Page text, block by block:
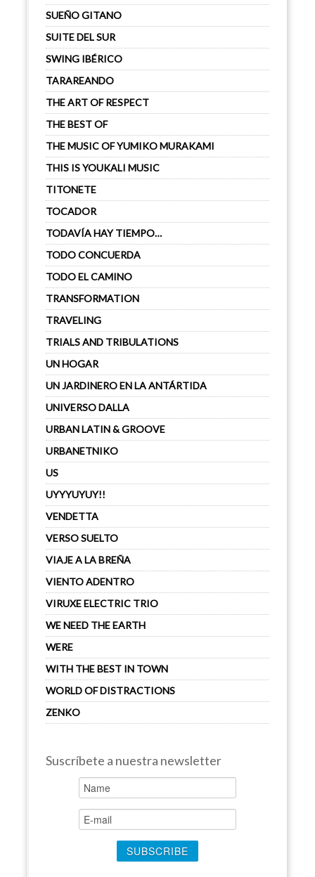
SUEÑO GITANO
SUITE DEL SUR
SWING IBÉRICO
TARAREANDO
THE ART OF RESPECT
THE BEST OF
THE MUSIC OF YUMIKO MURAKAMI
THIS IS YOUKALI MUSIC
TITONETE
TOCADOR
TODAVÍA HAY TIEMPO…
TODO CONCUERDA
TODO EL CAMINO
TRANSFORMATION
TRAVELING
TRIALS AND TRIBULATIONS
UN HOGAR
UN JARDINERO EN LA ANTÁRTIDA
UNIVERSO DALLA
URBAN LATIN & GROOVE
URBANETNIKO
US
UYYYUYUY!!
VENDETTA
VERSO SUELTO
VIAJE A LA BREÑA
VIENTO ADENTRO
VIRUXE ELECTRIC TRIO
WE NEED THE EARTH
WERE
WITH THE BEST IN TOWN
WORLD OF DISTRACTIONS
ZENKO
Suscríbete a nuestra newsletter